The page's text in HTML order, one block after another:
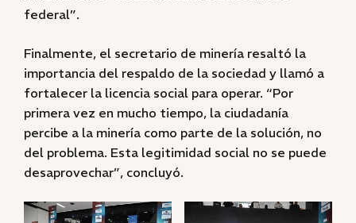
federal”.
Finalmente, el secretario de minería resaltó la
importancia del respaldo de la sociedad y llamó a
fortalecer la licencia social para operar. “Por
primera vez en mucho tiempo, la ciudadanía
percibe a la minería como parte de la solución, no
del problema. Esta legitimidad social no se puede
desaprovechar”, concluyó.